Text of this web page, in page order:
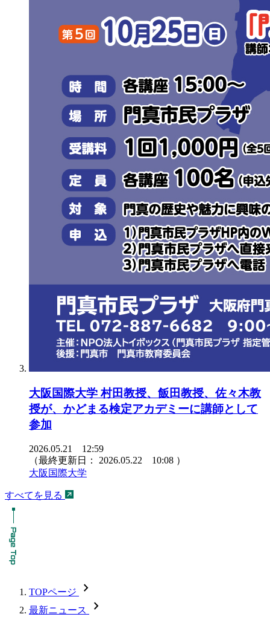
大阪国際大学 村田教授、飯田教授、佐々木教
授が、かどまる検定アカデミーに講師として
参加
2026.05.21 12:59
（最終更新日： 2026.05.22 10:08 ）
大阪国際大学
すべてを見る
TOPページ chevron_forward
最新ニュース chevron_forward